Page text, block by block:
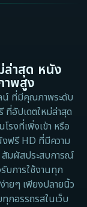
ล่าสุด หนัง
าพสูง
น์ ที่มีคุณภาพระดับ
ที่อัปเดตใหม่ล่าสุด
รงที่เพิ่งเข้า หรือ
งฟรี HD ที่มีความ
สัมผัสประสบการณ์
บการใช้งานทุก
ยๆ เพียงปลายนิ้ว
กอรรถรสในเว็บ